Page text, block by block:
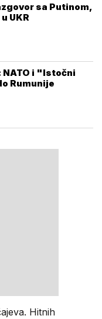
sa Putinom,
UKR
NATO i "Istočni
Rumunije
Hitnih